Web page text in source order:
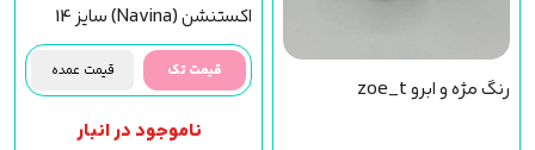
رنگ مژه و ابرو zoe_t
اکستنشن (Navina) سایز 14
قیمت تک قیمت عمده
ناموجود در انبار